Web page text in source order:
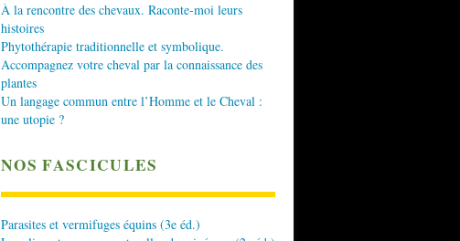
À la rencontre des chevaux. Raconte-moi leurs
histoires
Phytothérapie traditionnelle et symbolique.
Accompagnez votre cheval par la connaissance des
plantes
Un langage commun entre l’Homme et le Cheval :
une utopie ?
NOS FASCICULES
Parasites et vermifuges équins (3e éd.)